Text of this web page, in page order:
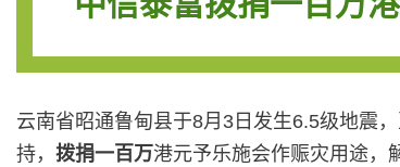
云南省昭通鲁甸县于8月3日发生6.5级地震
持， 拨捐一百万港元予乐施会作赈灾用途，